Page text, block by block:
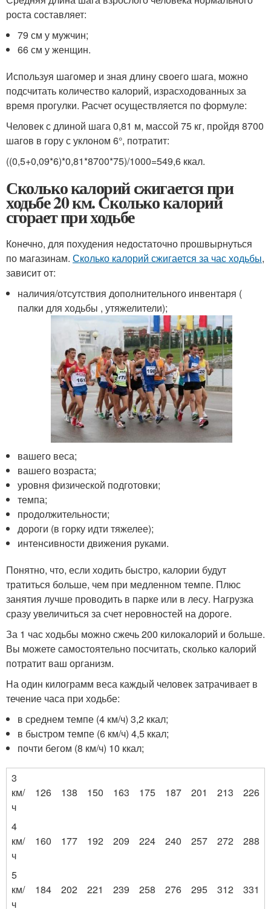
роста составляет:
79 см у мужчин;
66 см у женщин.
Используя шагомер и зная длину своего шага, можно
подсчитать количество калорий, израсходованных за
время прогулки. Расчет осуществляется по формуле:
Человек с длиной шага 0,81 м, массой 75 кг, пройдя 8700
шагов в гору с уклоном 6°, потратит:
((0,5+0,09*6)*0,81*8700*75)/1000=549,6 ккал.
Сколько калорий сжигается при
ходьбе 20 км. Сколько калорий
сгорает при ходьбе
Конечно, для похудения недостаточно прошвырнуться
по магазинам. Сколько калорий сжигается за час ходьбы,
зависит от:
наличия/отсутствия дополнительного инвентаря (
палки для ходьбы , утяжелители);
вашего веса;
вашего возраста;
уровня физической подготовки;
темпа;
продолжительности;
дороги (в горку идти тяжелее);
интенсивности движения руками.
Понятно, что, если ходить быстро, калории будут
тратиться больше, чем при медленном темпе. Плюс
занятия лучше проводить в парке или в лесу. Нагрузка
сразу увеличиться за счет неровностей на дороге.
За 1 час ходьбы можно сжечь 200 килокалорий и больше.
Вы можете самостоятельно посчитать, сколько калорий
потратит ваш организм.
На один килограмм веса каждый человек затрачивает в
течение часа при ходьбе:
в среднем темпе (4 км/ч) 3,2 ккал;
в быстром темпе (6 км/ч) 4,5 ккал;
почти бегом (8 км/ч) 10 ккал;
3
км/
ч
126 138 150 163 175 187 201 213 226
4
км/
ч
160 177 192 209 224 240 257 272 288
5
км/
ч
184 202 221 239 258 276 295 312 331